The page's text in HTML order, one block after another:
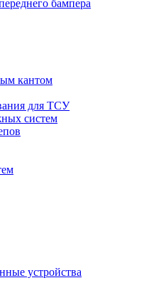
бампера
кантом
для ТСУ
систем
устройства